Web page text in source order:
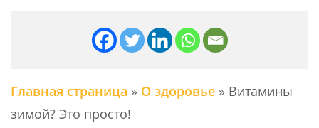
Главная страница » О здоровье » Витамины
зимой? Это просто!